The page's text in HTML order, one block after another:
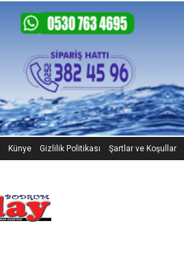
Künye Gizlilik Politikası Şartlar ve Koşullar